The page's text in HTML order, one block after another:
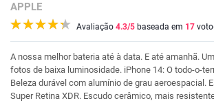
APPLE
Avaliação 4.3/5 baseada em 17
A nossa melhor bateria até à data. E até amanhã.
fotos de baixa luminosidade. iPhone 14: O todo-o-
Beleza durável com alumínio de grau aeroespacial.
Super Retina XDR. Escudo cerâmico, mais